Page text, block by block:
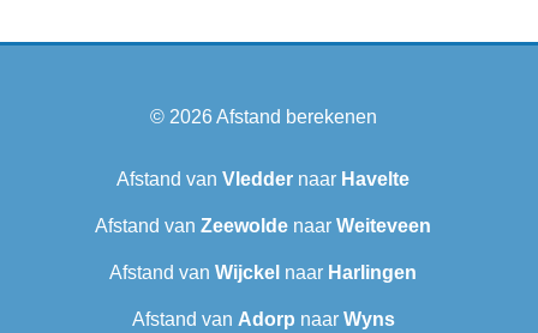
© 2026Afstand berekenen
Afstand van Vledder naar Havelte
Afstand van Zeewolde naar Weiteveen
Afstand van Wijckel naar Harlingen
Afstand van Adorp naar Wyns